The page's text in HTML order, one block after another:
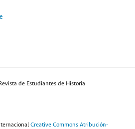
de Estudiantes de Historia
Creative Commons Atribución-